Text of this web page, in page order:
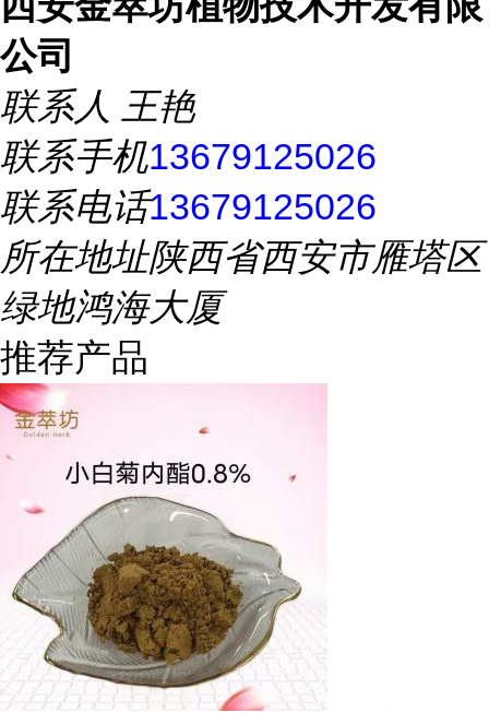
公司
联系人 王艳
联系手机13679125026
联系电话13679125026
所在地址陕西省西安市雁塔区
绿地鸿海大厦
推荐产品